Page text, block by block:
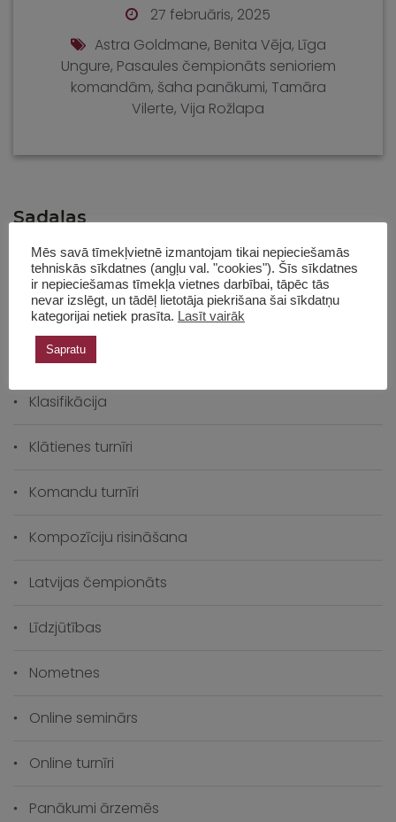
27 februāris, 2025
Astra Goldmane, Benita Vēja, Līga
Ungure, Pasaules čempionāts senioriem
komandām, šaha panākumi, Tamāra
Vilerte, Vija Rožlapa
Sadaļas
Bērnu turnīri
Eiropas čempionāts
Intervijas
Klasifikācija
Klātienes turnīri
Komandu turnīri
Kompozīciju risināšana
Latvijas čempionāts
Līdzjūtības
Nometnes
Online seminārs
Online turnīri
Panākumi ārzemēs
Mēs savā tīmekļvietnē izmantojam tikai nepieciešamās
tehniskās sīkdatnes (angļu val. "cookies"). Šīs sīkdatnes
ir nepieciešamas tīmekļa vietnes darbībai, tāpēc tās
nevar izslēgt, un tādēļ lietotāja piekrišana šai sīkdatņu
kategorijai netiek prasīta. Lasīt vairāk
Sapratu